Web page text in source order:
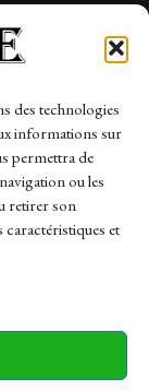
des technologies
informations sur
permettra de
ou les
retirer son
caractéristiques et
Travel